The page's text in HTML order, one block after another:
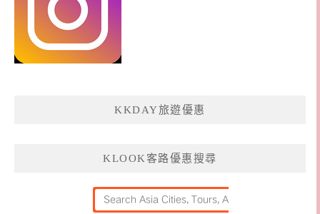
KKDAY旅遊優惠
KLOOK客路優惠搜尋